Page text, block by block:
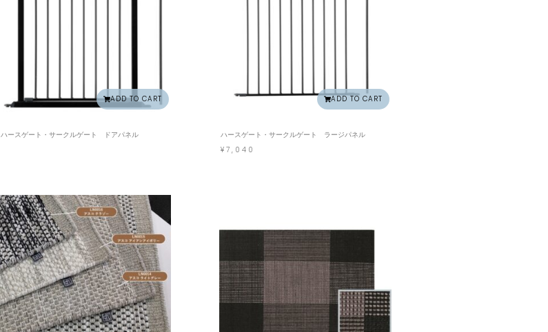
ADD TO CART
ハースゲート・サークルゲート ドアパネル
ADD TO CART
ハースゲート・サークルゲート ラージパネル
¥7,040